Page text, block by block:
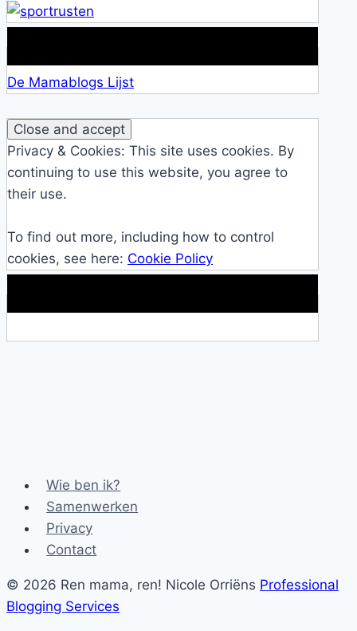
De Mamablogs Lijst
Privacy & Cookies: This site uses cookies. By
continuing to use this website, you agree to
their use.
To find out more, including how to control
cookies, see here: Cookie Policy
Wie ben ik?
Samenwerken
Privacy
Contact
© 2026 Ren mama, ren! Nicole Orriëns Professional
Blogging Services